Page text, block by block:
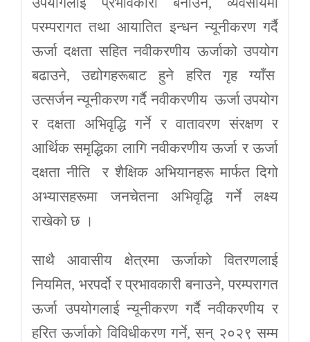
परम्परागत तथा आयातित इन्धन न्यूनीकरण गर्दै
ऊर्जा दक्षता सहित नवीकरणीय ऊर्जाको उपयोग
बढाउने, उद्योगहरूबाट हुने हरित गृह ग्याँस
उत्सर्जन न्यूनीकरण गर्दै नवीकरणीय ऊर्जा उपयोग
र दक्षता अभिवृद्धि गर्ने र वातावरण संरक्षण र
आर्थिक समृद्धिका लागि नवीकरणीय ऊर्जा र ऊर्जा
दक्षता नीति र शैक्षिक अभियानहरू मार्फत दिगो
अभ्यासहरूमा जनचेतना अभिवृद्धि गर्ने लक्ष्य
राखेको छ ।
साथै आवासीय क्षेत्रमा ऊर्जाको वितरणलाई
नियमित, भरपर्दो र प्रभावकारी बनाउने, परम्परागत
ऊर्जा उपयोगलाई न्यूनीकरण गर्दै नवीकरणीय र
हरित ऊर्जाको विविधीकरण गर्ने, सन् २०२९ सम्म